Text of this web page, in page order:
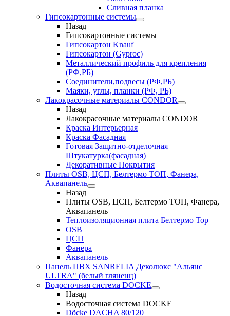
Сливная планка
Гипсокартонные системы
Назад
Гипсокартонные системы
Гипсокартон Knauf
Гипсокартон (Gyproc)
Металлический профиль для крепления
(РФ,РБ)
Соединители,подвесы (РФ,РБ)
Маяки, углы, планки (РФ, РБ)
Лакокрасочные материалы CONDOR
Назад
Лакокрасочные материалы CONDOR
Краска Интерьерная
Краска Фасадная
Готовая Защитно-отделочная
Штукатурка(фасадная)
Декоративные Покрытия
Плиты OSB, ЦСП, Белтермо ТОП, Фанера,
Аквапанель
Назад
Плиты OSB, ЦСП, Белтермо ТОП, Фанера,
Аквапанель
Теплоизоляционная плита Белтермо Top
OSB
ЦСП
Фанера
Аквапанель
Панель ПВХ SANRELIA Деколюкс "Альянс
ULTRA" (белый гляненц)
Водосточная система DOCKE
Назад
Водосточная система DOCKE
Döсkе DACHA 80/120